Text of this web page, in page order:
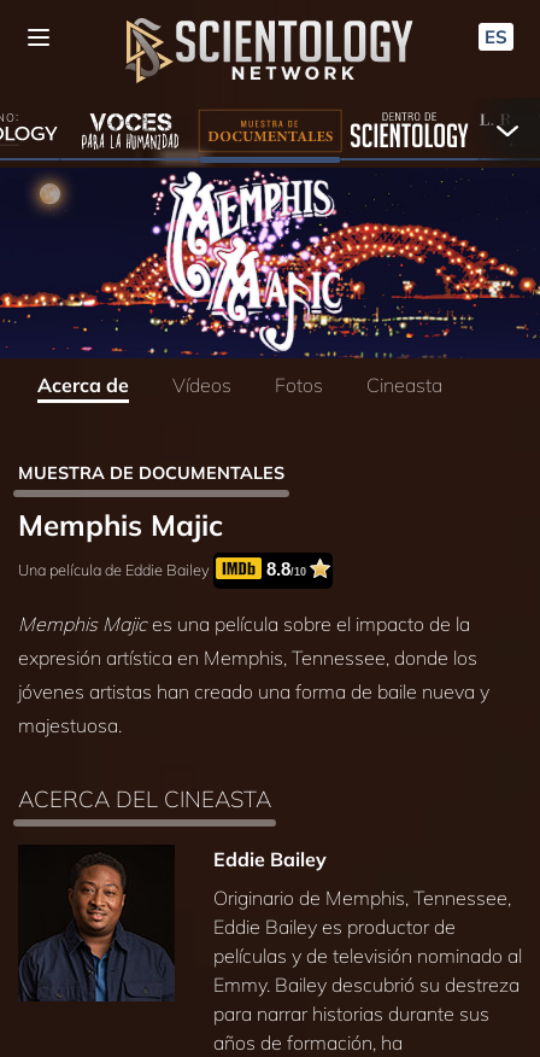
ES
Acerca de Vídeos Fotos Cineasta
MUESTRA DE DOCUMENTALES
Memphis Majic
Una película de Eddie Bailey 8.8/10
Memphis Majices una película sobre el impacto de la
expresión artística en Memphis, Tennessee, donde los
jóvenes artistas han creado una forma de baile nueva y
majestuosa.
ACERCA DEL CINEASTA
Eddie Bailey
Originario de Memphis, Tennessee,
Eddie Bailey es productor de
películas y de televisión nominado al
Emmy. Bailey descubrió su destreza
para narrar historias durante sus
años de formación, ha